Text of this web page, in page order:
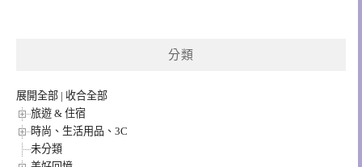
分類
展開全部 | 收合全部
旅遊 & 住宿
時尚、生活用品、3C
未分類